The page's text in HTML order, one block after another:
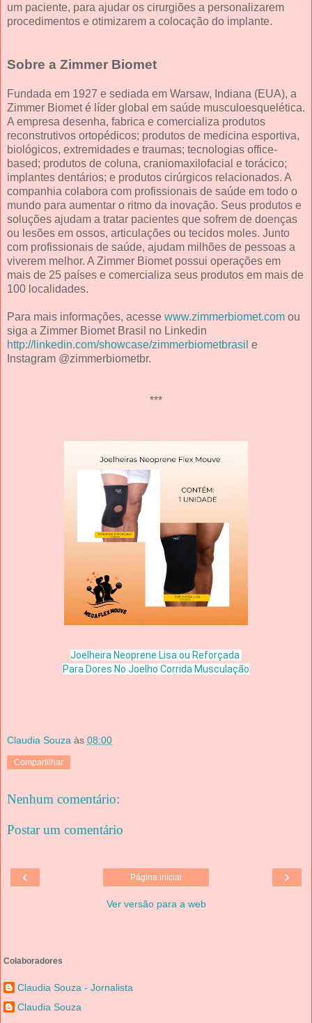
um paciente, para ajudar os cirurgiões a personalizarem
procedimentos e otimizarem a colocação do implante.
Sobre a Zimmer Biomet
Fundada em 1927 e sediada em Warsaw, Indiana (EUA), a
Zimmer Biomet é líder global em saúde musculoesquelética.
A empresa desenha, fabrica e comercializa produtos
reconstrutivos ortopédicos; produtos de medicina esportiva,
biológicos, extremidades e traumas; tecnologias office-
based; produtos de coluna, craniomaxilofacial e torácico;
implantes dentários; e produtos cirúrgicos relacionados. A
companhia colabora com profissionais de saúde em todo o
mundo para aumentar o ritmo da inovação. Seus produtos e
soluções ajudam a tratar pacientes que sofrem de doenças
ou lesões em ossos, articulações ou tecidos moles. Junto
com profissionais de saúde, ajudam milhões de pessoas a
viverem melhor. A Zimmer Biomet possui operações em
mais de 25 países e comercializa seus produtos em mais de
100 localidades.
Para mais informações, acesse www.zimmerbiomet.com ou
siga a Zimmer Biomet Brasil no Linkedin
http://linkedin.com/showcase/zimmerbiometbrasil e
Instagram @zimmerbiometbr.
***
Joelheira Neoprene Lisa ou Reforçada
Para Dores No Joelho Corrida Musculação
Claudia Souza às 08:00
Compartilhar
Nenhum comentário:
Postar um comentário
‹ ›
Página inicial
Ver versão para a web
Colaboradores
Claudia Souza - Jornalista
Claudia Souza